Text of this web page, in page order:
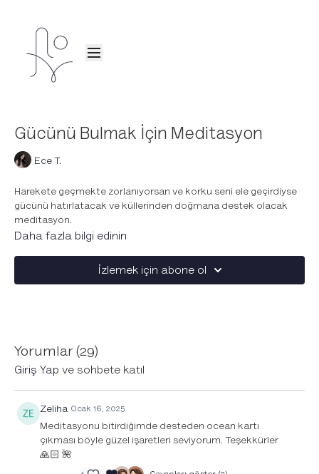
Gücünü Bulmak İçin Meditasyon
Ece T.
Harekete geçmekte zorlanıyorsan ve korku seni ele geçirdiyse
gücünü hatırlatacak ve küllerinden doğmana destek olacak
meditasyon.
✨ Yapmak istediklerine cesaret et
Daha fazla bilgi edinin
İzlemek için abone ol
Yorumlar (29)
Giriş Yap ve sohbete katıl
Zeliha Ocak 16, 2025
Meditasyonu bitirdiğimde desteden ocean kartı
çıkması böyle güzel işaretleri seviyorum. Teşekkürler
🙏🏻 🌺